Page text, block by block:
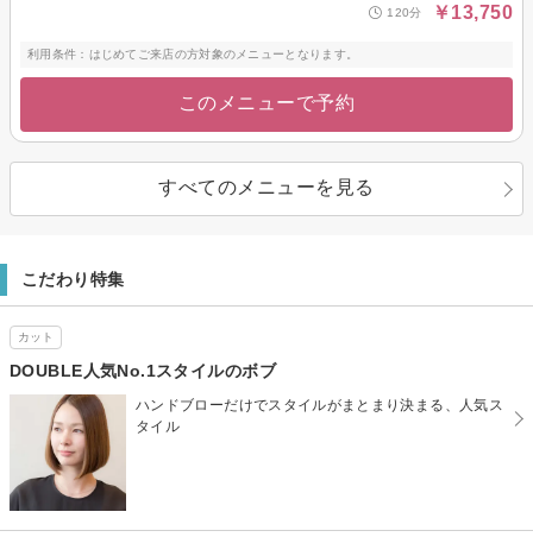
120分 ￥13,750
利用条件：はじめてご来店の方対象のメニューとなります。
このメニューで予約
すべてのメニューを見る
こだわり特集
カット
DOUBLE人気No.1スタイルのボブ
ハンドブローだけでスタイルがまとまり決まる、人気ス
タイル